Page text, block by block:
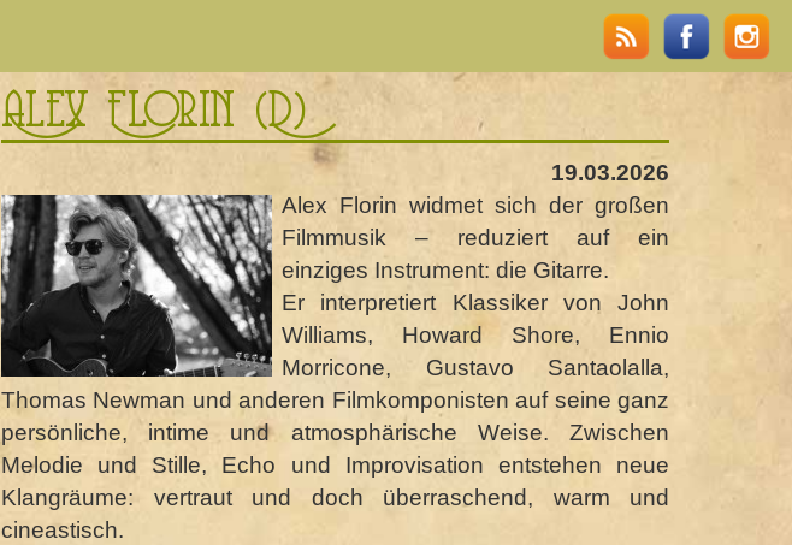
Alex Florin (D)
19.03.2026
Alex Florin widmet sich der großen
Filmmusik – reduziert auf ein
einziges Instrument: die Gitarre.
Er interpretiert Klassiker von John
Williams, Howard Shore, Ennio
Morricone, Gustavo Santaolalla,
Thomas Newman und anderen Filmkomponisten auf seine ganz
persönliche, intime und atmosphärische Weise. Zwischen
Melodie und Stille, Echo und Improvisation entstehen neue
Klangräume: vertraut und doch überraschend, warm und
cineastisch.